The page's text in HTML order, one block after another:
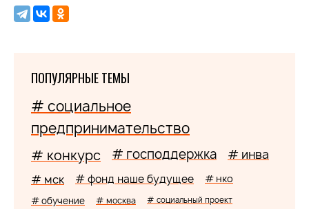
ПОПУЛЯРНЫЕ ТЕМЫ
# социальное
предпринимательство
# конкурс # господдержка # инва
# мск # фонд наше будущее # нко
# обучение # москва # социальный проект